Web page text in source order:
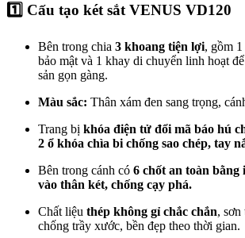
1️⃣ Cấu tạo két sắt VENUS VD120
Bên trong chia 3 khoang tiện lợi, gồm
bảo mật và 1 khay di chuyển linh hoạt
sản gọn gàng.
Màu sắc: Thân xám đen sang trọng,
Trang bị khóa điện tử đổi mã báo hú
2 ổ khóa chìa bi chống sao chép, tay
Bên trong cánh có 6 chốt an toàn bằng
vào thân két, chống cạy phá.
Chất liệu thép không gỉ chắc chắn, sơn
chống trầy xước, bền đẹp theo thời gian.